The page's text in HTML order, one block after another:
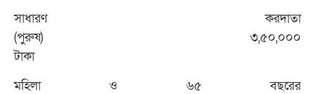
সাধারণ করদাতা
(পুরুষ) ৩,৫০,০০০
টাকা
মহিলা ও ৬৫ বছরের